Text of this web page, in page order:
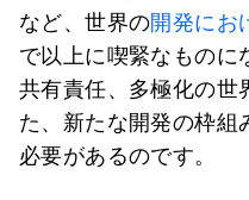
など、世界の開発にお
で以上に喫緊なものに
共有責任、多極化の世
た、新たな開発の枠組
必要があるのです。